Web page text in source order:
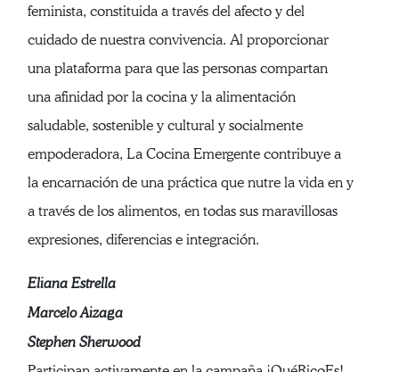
feminista, constituida a través del afecto y del
cuidado de nuestra convivencia. Al proporcionar
una plataforma para que las personas compartan
una afinidad por la cocina y la alimentación
saludable, sostenible y cultural y socialmente
empoderadora, La Cocina Emergente contribuye a
la encarnación de una práctica que nutre la vida en y
a través de los alimentos, en todas sus maravillosas
expresiones, diferencias e integración.
Eliana Estrella
Marcelo Aizaga
Stephen Sherwood